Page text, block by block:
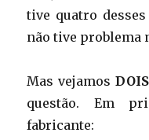
tive quatro
não tive problema
Mas vejamos DOIS
questão. Em
fabricante: